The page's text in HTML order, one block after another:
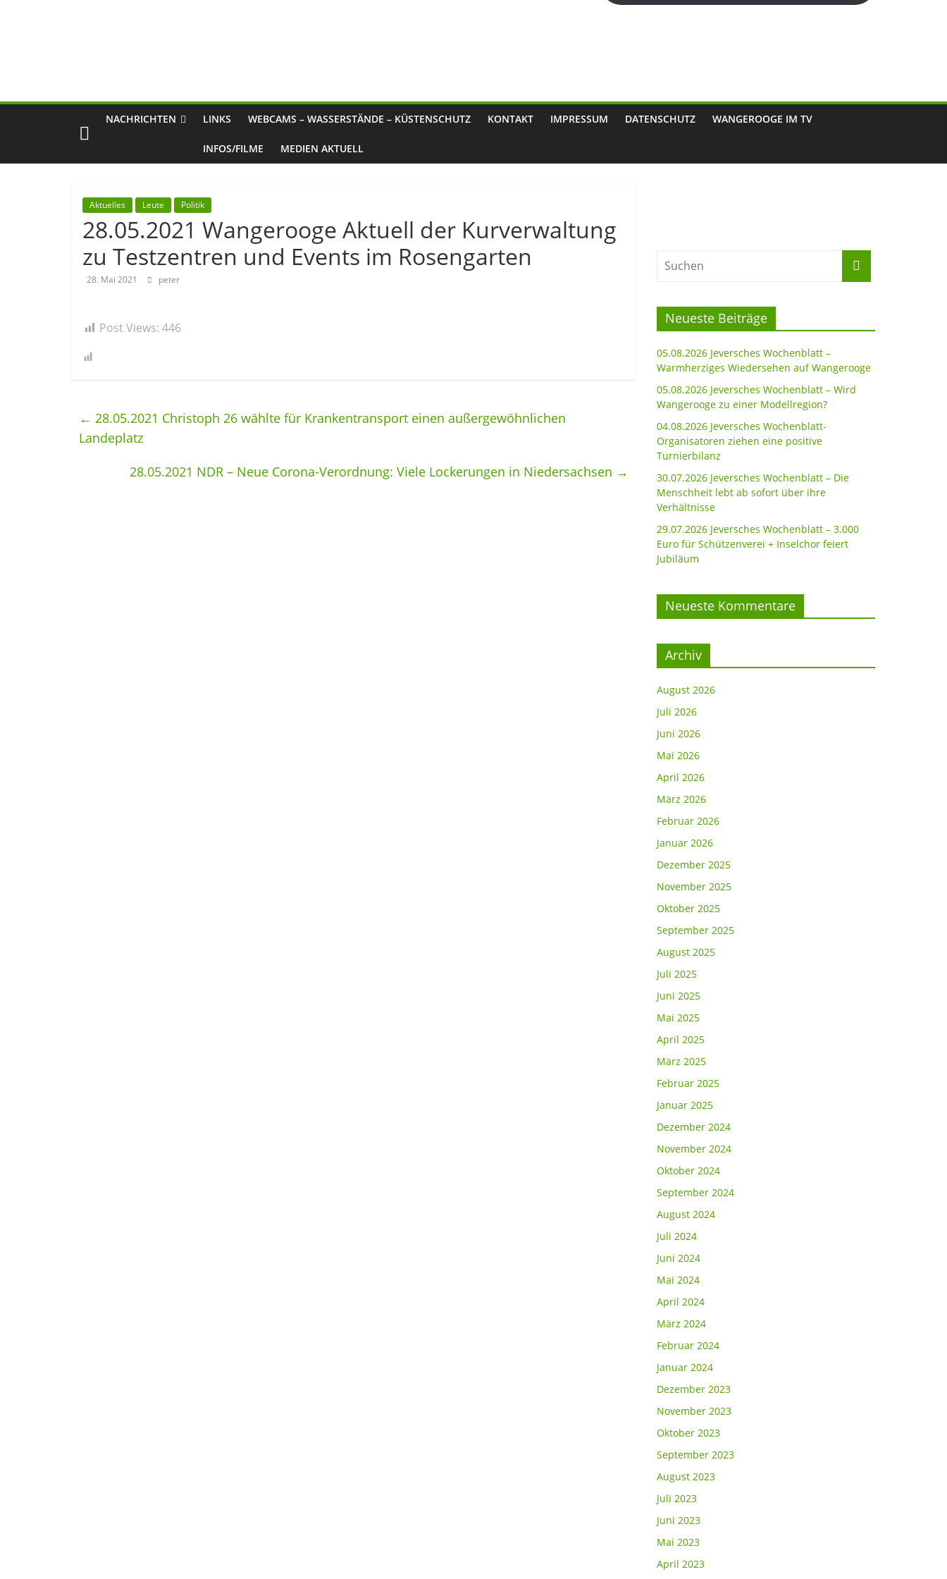
NACHRICHTEN LINKS WEBCAMS – WASSERSTÄNDE – KÜSTENSCHUTZ KONTAKT IMPRESSUM DATENSCHUTZ WANGEROOGE IM TV
INFOS/FILME MEDIEN AKTUELL
Aktuelles Leute Politik
28.05.2021 Wangerooge Aktuell der Kurverwaltung
zu Testzentren und Events im Rosengarten
28. Mai 2021 peter
Post Views: 446
← 28.05.2021 Christoph 26 wählte für Krankentransport einen außergewöhnlichen
Landeplatz
28.05.2021 NDR – Neue Corona-Verordnung: Viele Lockerungen in Niedersachsen →
Neueste Beiträge
05.08.2026 Jeversches Wochenblatt –
Warmherziges Wiedersehen auf Wangerooge
05.08.2026 Jeversches Wochenblatt – Wird
Wangerooge zu einer Modellregion?
04.08.2026 Jeversches Wochenblatt-
Organisatoren ziehen eine positive
Turnierbilanz
30.07.2026 Jeversches Wochenblatt – Die
Menschheit lebt ab sofort über ihre
Verhältnisse
29.07.2026 Jeversches Wochenblatt – 3.000
Euro für Schützenverei + Inselchor feiert
Jubiläum
Neueste Kommentare
Archiv
August 2026
Juli 2026
Juni 2026
Mai 2026
April 2026
März 2026
Februar 2026
Januar 2026
Dezember 2025
November 2025
Oktober 2025
September 2025
August 2025
Juli 2025
Juni 2025
Mai 2025
April 2025
März 2025
Februar 2025
Januar 2025
Dezember 2024
November 2024
Oktober 2024
September 2024
August 2024
Juli 2024
Juni 2024
Mai 2024
April 2024
März 2024
Februar 2024
Januar 2024
Dezember 2023
November 2023
Oktober 2023
September 2023
August 2023
Juli 2023
Juni 2023
Mai 2023
April 2023